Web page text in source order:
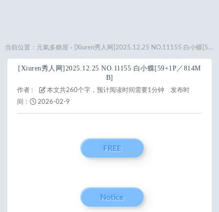
当前位置： 元氣多糖屋 > [Xiuren秀人网]2025.12.25 NO.11155 白小蝶[59+1P／814MB]
[Xiuren秀人网]2025.12.25 NO.11155 白小蝶[59+1P／814M
B]
作者 : 本文共260个字，预计阅读时间需要1分钟
发布时
间：
2026-02-9
FREE
Notice